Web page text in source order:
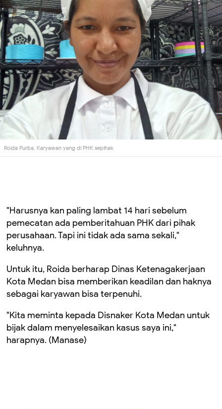
Roida Purba, Karyawan yang di PHK sepihak
"Harusnya kan paling lambat 14 hari sebelum
pemecatan ada pemberitahuan PHK dari pihak
perusahaan. Tapi ini tidak ada sama sekali,"
keluhnya.
Untuk itu, Roida berharap Dinas Ketenagakerjaan
Kota Medan bisa memberikan keadilan dan haknya
sebagai karyawan bisa terpenuhi.
"Kita meminta kepada Disnaker Kota Medan untuk
bijak dalam menyelesaikan kasus saya ini,"
harapnya. (Manase)